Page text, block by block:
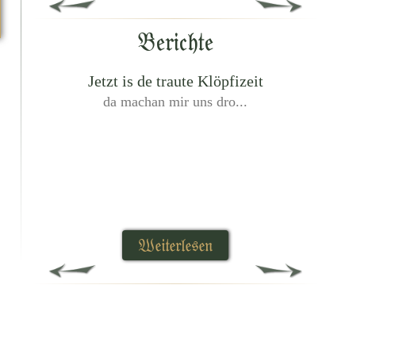
Berichte
Jetzt is de traute Klöpfizeit
da machan mir uns dro...
Weiterlesen